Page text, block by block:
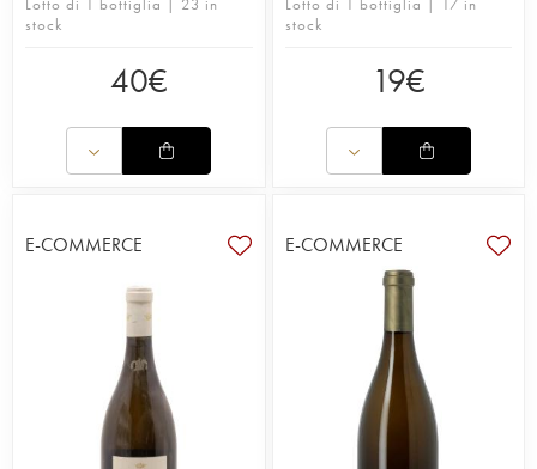
Lotto di 1 bottiglia | 23 in
stock
40€
Lotto di 1 bottiglia | 17 in
stock
19€
E-COMMERCE E-COMMERCE